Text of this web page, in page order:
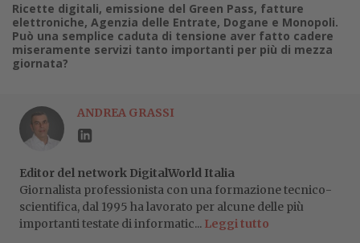
Ricette digitali, emissione del Green Pass, fatture
elettroniche, Agenzia delle Entrate, Dogane e Monopoli.
Può una semplice caduta di tensione aver fatto cadere
miseramente servizi tanto importanti per più di mezza
giornata?
ANDREA GRASSI
Editor del network DigitalWorld Italia
Giornalista professionista con una formazione tecnico-
scientifica, dal 1995 ha lavorato per alcune delle più
importanti testate di informatic... Leggi tutto